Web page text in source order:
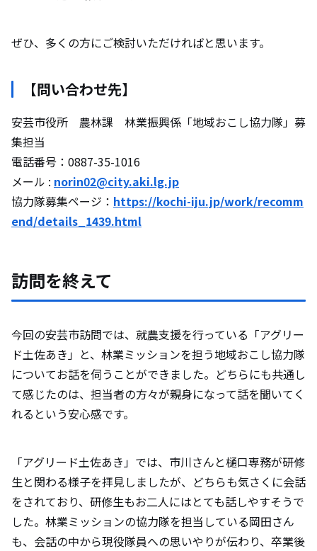
ぜひ、多くの方にご検討いただければと思います。
【問い合わせ先】
安芸市役所 農林課 林業振興係「地域おこし協力隊」募
集担当
電話番号：0887-35-1016
メール : norin02@city.aki.lg.jp
協力隊募集ページ： https://kochi-iju.jp/work/recomm
end/details_1439.html
訪問を終えて
今回の安芸市訪問では、就農支援を行っている「アグリー
ド土佐あき」と、林業ミッションを担う地域おこし協力隊
についてお話を伺うことができました。どちらにも共通し
て感じたのは、担当者の方々が親身になって話を聞いてく
れるという安心感です。
「アグリード土佐あき」では、市川さんと樋口専務が研修
生と関わる様子を拝見しましたが、どちらも気さくに会話
をされており、研修生もお二人にはとても話しやすそうで
した。林業ミッションの協力隊を担当している岡田さん
も、会話の中から現役隊員への思いやりが伝わり、卒業後